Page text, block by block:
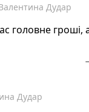
Дудар
головне гроші,
Дудар